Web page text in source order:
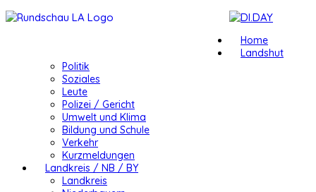
Home
Landshut
Politik
Soziales
Leute
Polizei / Gericht
Umwelt und Klima
Bildung und Schule
Verkehr
Kurzmeldungen
Landkreis / NB / BY
Landkreis